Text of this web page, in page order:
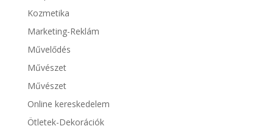
Kozmetika
Marketing-Reklám
Művelődés
Művészet
Művészet
Online kereskedelem
Ötletek-Dekorációk